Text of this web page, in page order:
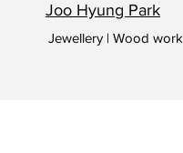
Joo Hyung Park
Jewellery | Wood work